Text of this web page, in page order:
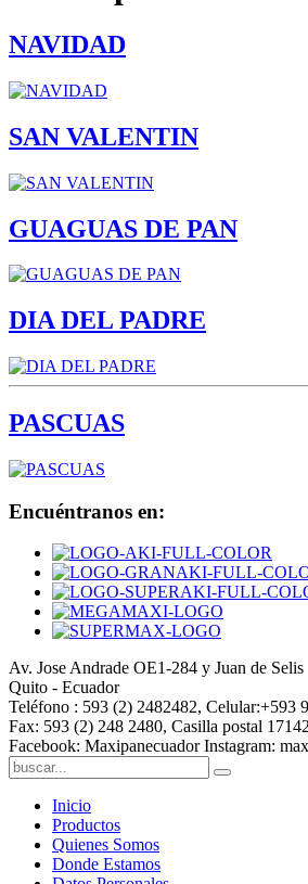
NAVIDAD
SAN VALENTIN
GUAGUAS DE PAN
DIA DEL PADRE
PASCUAS
Encuéntranos en:
Av. Jose Andrade OE1-284 y Juan de Selis
Quito - Ecuador
Teléfono : 593 (2) 2482482, Celular:+593
Fax: 593 (2) 248 2480, Casilla postal
Facebook: Maxipanecuador Instagram:
Inicio
Productos
Quienes Somos
Donde Estamos